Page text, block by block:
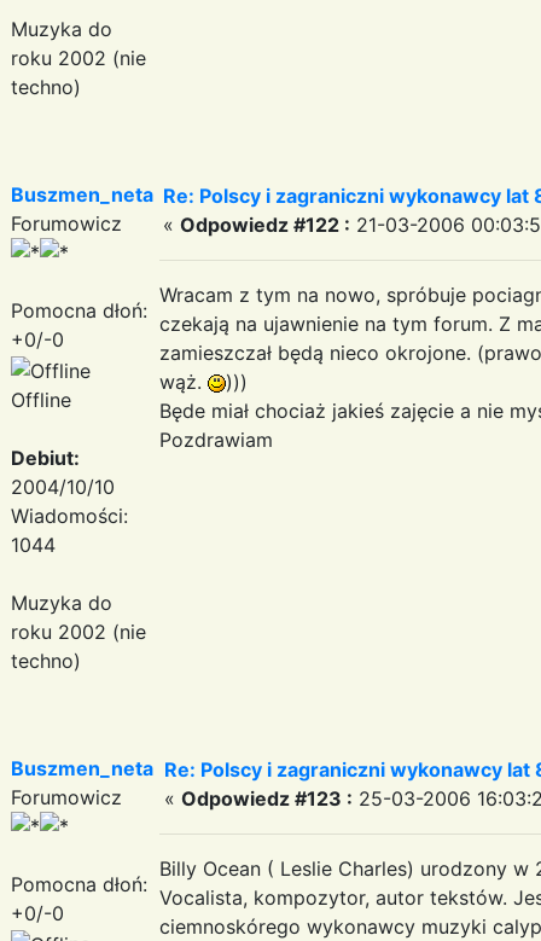
Muzyka do
roku 2002 (nie
techno)
Buszmen_neta
Forumowicz
Pomocna dłoń:
+0/-0
Offline
Debiut:
2004/10/10
Wiadomości:
1044
Muzyka do
roku 2002 (nie
techno)
Re: Polscy i zagraniczni wykonawcy
« Odpowiedz #122 : 21-03-2006
Wracam z tym na nowo, spróbuje
czekają na ujawnienie na tym forum. Z
zamieszczał będą nieco okrojone.
wąż.
)))
Będe miał chociaż jakieś zajęcie a nie
Pozdrawiam
Buszmen_neta
Forumowicz
Pomocna dłoń:
+0/-0
Re: Polscy i zagraniczni wykonawcy
« Odpowiedz #123 : 25-03-2006
Billy Ocean ( Leslie Charles) urodzony w
Vocalista, kompozytor, autor tekstów.
ciemnoskórego wykonawcy muzyki